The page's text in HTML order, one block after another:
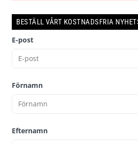
BESTÄLL VÅRT KOSTNADSFRIA
E-post
Förnamn
Efternamn